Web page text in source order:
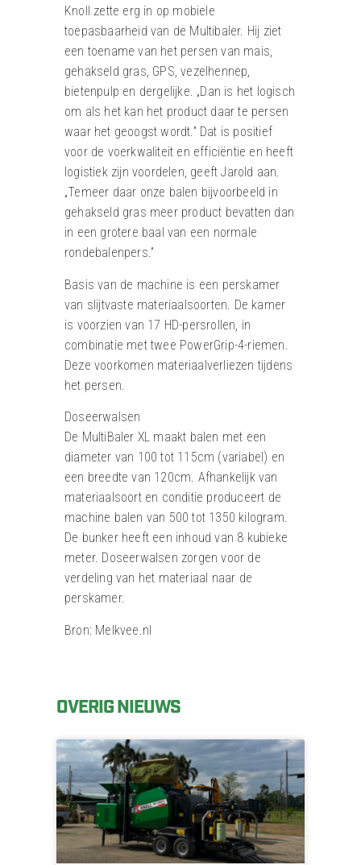
Knoll zette erg in op mobiele
toepasbaarheid van de Multibaler. Hij ziet
een toename van het persen van mais,
gehakseld gras, GPS, vezelhennep,
bietenpulp en dergelijke. „Dan is het logisch
om als het kan het product daar te persen
waar het geoogst wordt.” Dat is positief
voor de voerkwaliteit en efficiëntie en heeft
logistiek zijn voordelen, geeft Jarold aan.
„Temeer daar onze balen bijvoorbeeld in
gehakseld gras meer product bevatten dan
in een grotere baal van een normale
rondebalenpers.”
Basis van de machine is een perskamer
van slijtvaste materiaalsoorten. De kamer
is voorzien van 17 HD-persrollen, in
combinatie met twee PowerGrip-4-riemen.
Deze voorkomen materiaalverliezen tijdens
het persen.
Doseerwalsen
De MultiBaler XL maakt balen met een
diameter van 100 tot 115cm (variabel) en
een breedte van 120cm. Afhankelijk van
materiaalsoort en conditie produceert de
machine balen van 500 tot 1350 kilogram.
De bunker heeft een inhoud van 8 kubieke
meter. Doseerwalsen zorgen voor de
verdeling van het materiaal naar de
perskamer.
Bron: Melkvee.nl
OVERIG NIEUWS